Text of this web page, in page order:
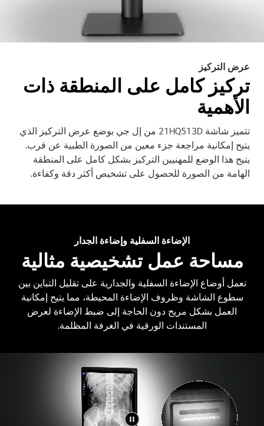
عرض التركيز
تركيز كامل على المنطقة ذات
الأهمية
تتميز شاشة 21HQ513D من إل جي بوضع عرض التركيز الذي
يتيح إمكانية مراجعة جزء معين من الصورة الطبية عن قرب.
يتيح هذا الوضع للمهنيين التركيز بشكل كامل على المنطقة
الهامة من الصورة للحصول على تشخيص أكثر دقة وكفاءة.
الإضاءة السفلية وإضاءة الجدار
مساحة عمل تشخيصية مثالية
تعمل أوضاع الإضاءة السفلية والجدارية على تقليل التباين بين
سطوع الشاشة وظروف الإضاءة المحيطة، مما يتيح إمكانية
العمل بشكل مريح دون الحاجة إلى ضبط الإضاءة لعرض
المستندات الورقية في الغرفة المظلمة.